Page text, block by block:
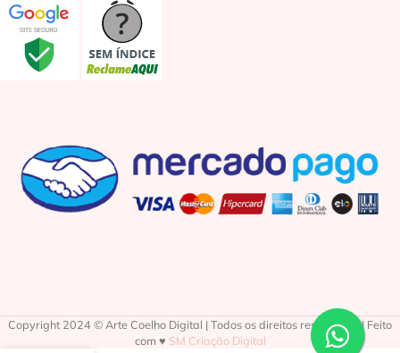
Copyright 2024 © Arte Coelho Digital | Todos os direitos reservados | Feito
com ♥ SM Criação Digital